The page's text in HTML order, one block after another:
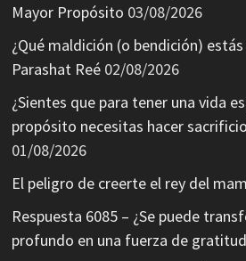
Mayor Propósito 03/08/2026
¿Qué maldición (o bendición)
Parashat Reé 02/08/2026
¿Sientes que para tener una vida
propósito necesitas hacer
01/08/2026
El peligro de creerte el rey del
Respuesta 6085 – ¿Se puede
profundo en una fuerza de